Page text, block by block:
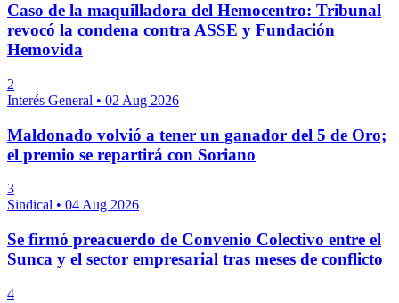
Caso de la maquilladora del Hemocentro: Tribunal
revocó la condena contra ASSE y Fundación
Hemovida
2
Interés General • 02 Aug 2026
Maldonado volvió a tener un ganador del 5 de Oro;
el premio se repartirá con Soriano
3
Sindical • 04 Aug 2026
Se firmó preacuerdo de Convenio Colectivo entre el
Sunca y el sector empresarial tras meses de conflicto
4